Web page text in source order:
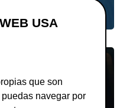
USA
que son
navegar por